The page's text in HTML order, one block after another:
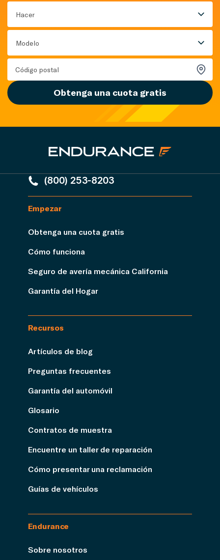
Hacer
Modelo
Obtenga una cuota gratis
(800) 253-8203
Empezar
Obtenga una cuota gratis
Cómo funciona
Seguro de avería mecánica California
Garantía del Hogar
Recursos
Artículos de blog
Preguntas frecuentes
Garantía del automóvil
Glosario
Contratos de muestra
Encuentre un taller de reparación
Cómo presentar una reclamación
Guías de vehículos
Endurance
Sobre nosotros